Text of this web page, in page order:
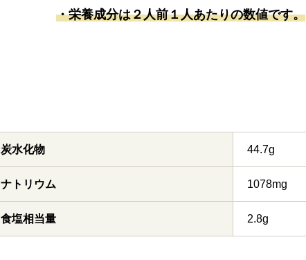
・栄養成分は２人前１人あたりの数値です。
炭水化物 44.7g
ナトリウム 1078mg
食塩相当量 2.8g